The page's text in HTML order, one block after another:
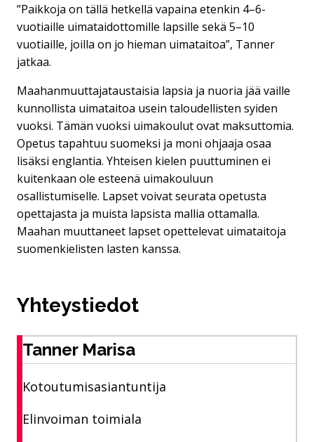
”Paikkoja on tällä hetkellä vapaina etenkin 4–6-
vuotiaille uimataidottomille lapsille sekä 5–10
vuotiaille, joilla on jo hieman uimataitoa”, Tanner
jatkaa.
Maahanmuuttajataustaisia lapsia ja nuoria jää vaille
kunnollista uimataitoa usein taloudellisten syiden
vuoksi. Tämän vuoksi uimakoulut ovat maksuttomia.
Opetus tapahtuu suomeksi ja moni ohjaaja osaa
lisäksi englantia. Yhteisen kielen puuttuminen ei
kuitenkaan ole esteenä uimakouluun
osallistumiselle. Lapset voivat seurata opetusta
opettajasta ja muista lapsista mallia ottamalla.
Maahan muuttaneet lapset opettelevat uimataitoja
suomenkielisten lasten kanssa.
Yhteystiedot
Tanner Marisa
Kotoutumisasiantuntija
Elinvoiman toimiala